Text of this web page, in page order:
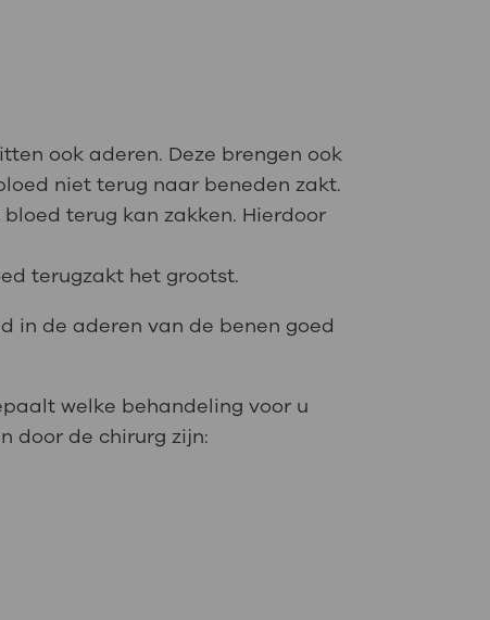
ook aderen. Deze brengen ook
niet terug naar beneden zakt.
terug kan zakken. Hierdoor
terugzakt het grootst.
in de aderen van de benen goed
welke behandeling voor u
door de chirurg zijn: